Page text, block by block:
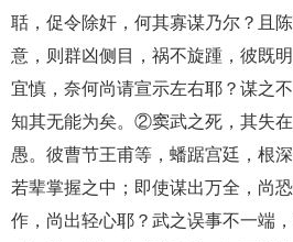
聒，促令除奸，何其寡谋乃尔？且
意，则群凶侧目，祸不旋踵，彼既
宜慎，奈何尚请宣示左右耶？谋之
知其无能为矣。②窦武之死，其失
愚。彼曹节王甫等，蟠踞宫廷，根
若辈掌握之中；即使谋出万全，尚
作，尚出轻心耶？武之误事不一端